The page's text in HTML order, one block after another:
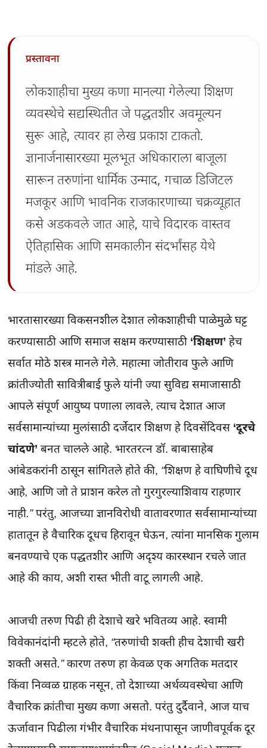
प्रस्तावना
लोकशाहीचा मुख्य कणा मानल्या गेलेल्या शिक्षण
व्यवस्थेचे सद्यस्थितीत जे पद्धतशीर अवमूल्यन
सुरू आहे, त्यावर हा लेख प्रकाश टाकतो.
ज्ञानार्जनासारख्या मूलभूत अधिकाराला बाजूला
सारून तरुणांना धार्मिक उन्माद, गचाळ डिजिटल
मजकूर आणि भावनिक राजकारणाच्या चक्रव्यूहात
कसे अडकवले जात आहे, याचे विदारक वास्तव
ऐतिहासिक आणि समकालीन संदर्भांसह येथे
मांडले आहे.
भारतासारख्या विकसनशील देशात लोकशाहीची पाळेमुळे घट्ट
करण्यासाठी आणि समाज सक्षम करण्यासाठी ‘शिक्षण’ हेच
सर्वात मोठे शस्त्र मानले गेले. महात्मा जोतीराव फुले आणि
क्रांतीज्योती सावित्रीबाई फुले यांनी ज्या सुविद्य समाजासाठी
आपले संपूर्ण आयुष्य पणाला लावले, त्याच देशात आज
सर्वसामान्यांच्या मुलांसाठी दर्जेदार शिक्षण हे दिवसेंदिवस ‘दूरचे
चांदणे’ बनत चालले आहे. भारतरत्न डॉ. बाबासाहेब
आंबेडकरांनी ठासून सांगितले होते की, “शिक्षण हे वाघिणीचे दूध
आहे, आणि जो ते प्राशन करेल तो गुरगुरल्याशिवाय राहणार
नाही.” परंतु, आजच्या ज्ञानविरोधी वातावरणात सर्वसामान्यांच्या
हातातून हे वैचारिक दूधच हिरावून घेऊन, त्यांना मानसिक गुलाम
बनवण्याचे एक पद्धतशीर आणि अदृश्य कारस्थान रचले जात
आहे की काय, अशी रास्त भीती वाटू लागली आहे.
आजची तरुण पिढी ही देशाचे खरे भवितव्य आहे. स्वामी
विवेकानंदांनी म्हटले होते, “तरुणांची शक्ती हीच देशाची खरी
शक्ती असते.” कारण तरुण हा केवळ एक अगतिक मतदार
किंवा निव्वळ ग्राहक नसून, तो देशाच्या अर्थव्यवस्थेचा आणि
वैचारिक क्रांतीचा मुख्य कणा असतो. परंतु दुर्दैवाने, आज याच
ऊर्जावान पिढीला गंभीर वैचारिक मंथनापासून जाणीवपूर्वक दूर